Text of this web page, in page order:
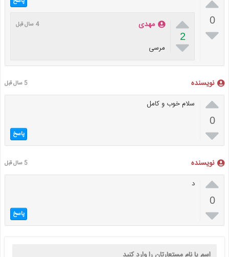
0


2

مهدی 4 سال قبل
مرسی
نویسنده 5 سال قبل

0

سلام خوب و کامل
پاسخ
نویسنده 5 سال قبل

0

د
پاسخ